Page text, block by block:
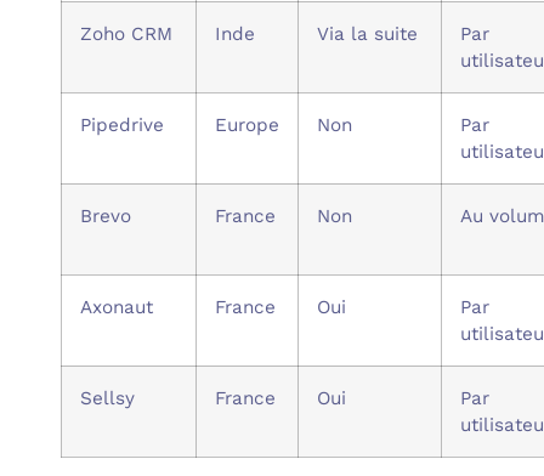
Zoho CRM Inde Via la suite
Par
Pipedrive Europe Non
Par
Brevo France Non Au
Axonaut France Oui
Par
Sellsy France Oui
Par